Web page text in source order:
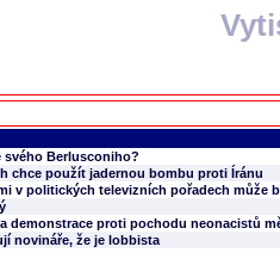
svého Berlusconiho?
chce použít jadernou bombu proti Íránu
v politických televizních pořadech může
demonstrace proti pochodu neonacistů
novináře, že je lobbista